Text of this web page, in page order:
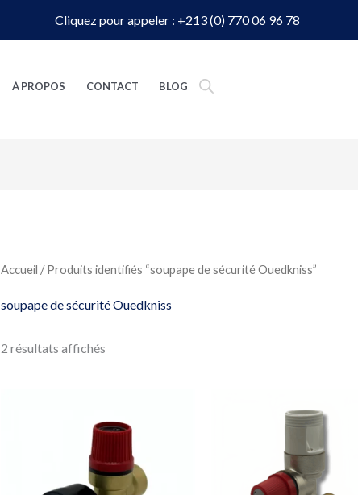
Cliquez pour appeler : +213 (0) 770 06 96 78
À PROPOS CONTACT BLOG
Accueil / Produits identifiés “soupape de sécurité Ouedkniss”
soupape de sécurité Ouedkniss
2 résultats affichés